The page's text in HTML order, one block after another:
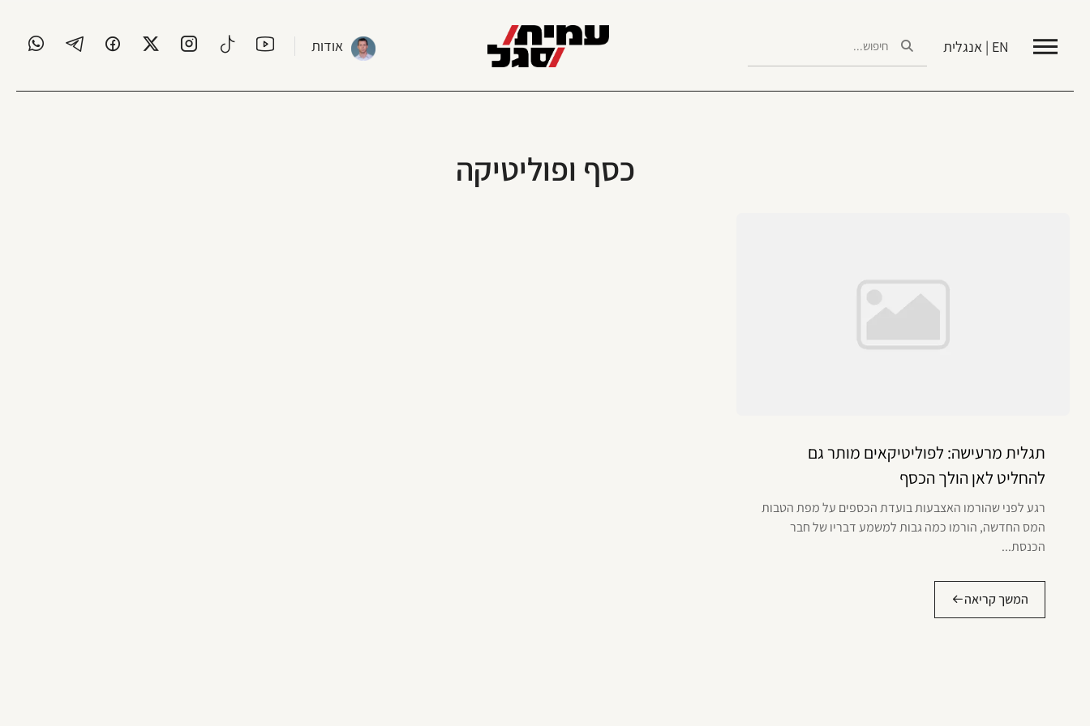
EN | אנגלית אודות
כסף ופוליטיקה
תגלית מרעישה: לפוליטיקאים מותר גם
להחליט לאן הולך הכסף
רגע לפני שהורמו האצבעות בועדת הכספים על מפת הטבות
המס החדשה, הורמו כמה גבות למשמע דבריו של חבר
הכנסת...
המשך קריאה